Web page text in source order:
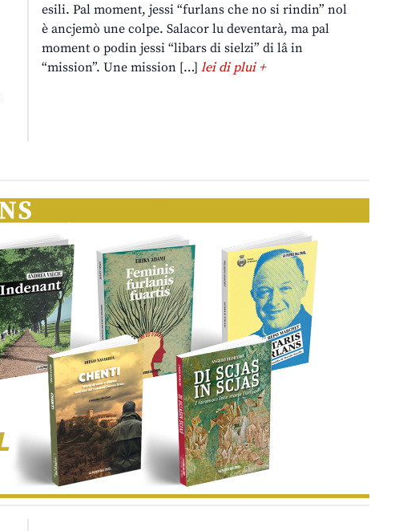
esili. Pal moment, jessi “furlans che no si rindin” nol
è ancjemò une colpe. Salacor lu deventarà, ma pal
moment o podin jessi “libars di sielzi” di lâ in
“mission”. Une mission […]lei di plui +